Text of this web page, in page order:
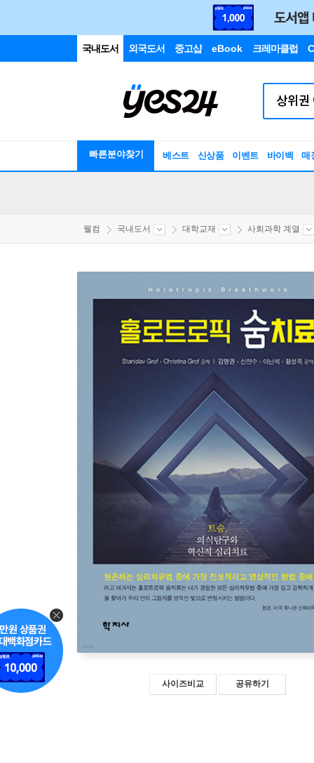
국내도서 외국도서 중고샵 eBook 크레마클럽
빠른분야찾기 베스트 신상품 이벤트 바이백 매
웰컴 국내도서 대학교재 사회과학 계열
사이즈비교 공유하기